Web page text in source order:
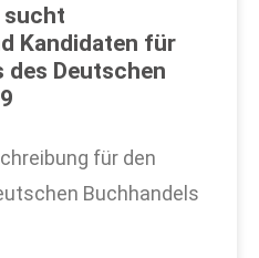
sucht
Kandidaten für
des Deutschen
für den
Buchhandels